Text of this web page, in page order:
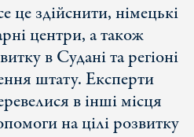
це здійснити, німецькі
центри, а також
в Судані та регіоні
штату. Експерти
в інші місця
на цілі розвитку